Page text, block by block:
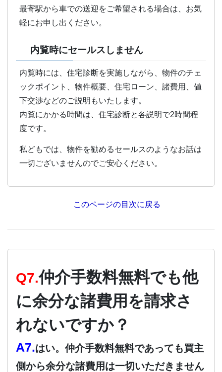
最寄駅から車での送迎をご希望される場合は、お気
軽にお申し出ください。
内覧時にセールスしません
内覧時には、住宅診断を実施しながら、物件のチェ
ックポイント、物件概要、住宅ローン、諸費用、値
下交渉などのご説明もいたします。
内覧にかかる時間は、住宅診断と各説明で2時間程
度です。
私どもでは、物件を勧めるセールスのようなお話は
一切ございませんのでご安心ください。
このページの目次に戻る
Q7.仲介手数料無料でも他
に余分な諸費用を請求さ
れないですか？
A7.はい。仲介手数料無料であっても買主
側から余分な諸費用は一切いただきません